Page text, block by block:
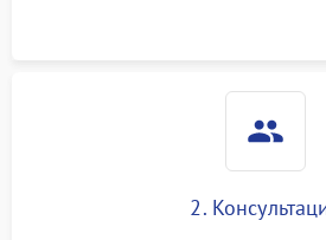
2.